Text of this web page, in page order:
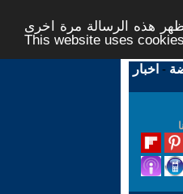
هذه الرسالة مرة اخرى -
This website uses
- اخبار